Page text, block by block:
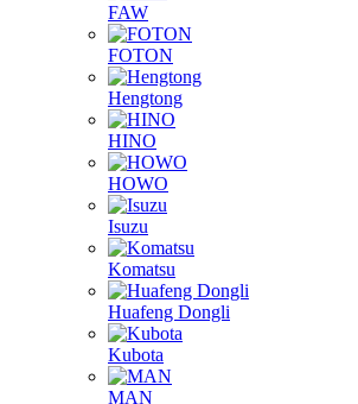
FAW
FOTON
Hengtong
HINO
HOWO
Isuzu
Komatsu
Huafeng Dongli
Kubota
MAN